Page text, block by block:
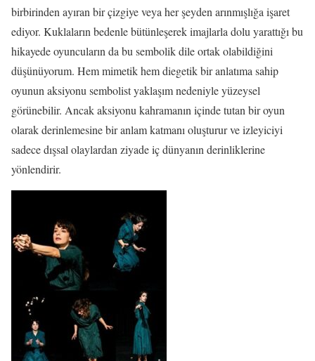
birbirinden ayıran bir çizgiye veya her şeyden arınmışlığa işaret
ediyor. Kuklaların bedenle bütünleşerek imajlarla dolu yarattığı bu
hikayede oyuncuların da bu sembolik dile ortak olabildiğini
düşünüyorum. Hem mimetik hem diegetik bir anlatıma sahip
oyunun aksiyonu sembolist yaklaşım nedeniyle yüzeysel
görünebilir. Ancak aksiyonu kahramanın içinde tutan bir oyun
olarak derinlemesine bir anlam katmanı oluşturur ve izleyiciyi
sadece dışsal olaylardan ziyade iç dünyanın derinliklerine
yönlendirir.